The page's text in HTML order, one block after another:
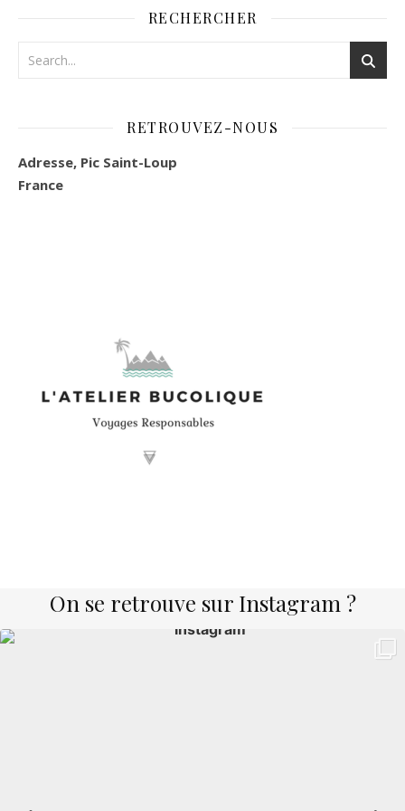
RECHERCHER
RETROUVEZ-NOUS
Adresse, Pic Saint-Loup
France
On se retrouve sur Instagram ?